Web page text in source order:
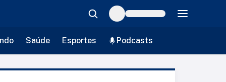
Saúde Esportes Podcasts